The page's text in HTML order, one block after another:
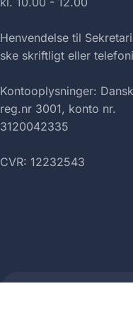
Henvendelse til
ske skriftligt eller
Kontooplysninger:
reg.nr 3001, konto nr.
3120042335
CVR: 12232543